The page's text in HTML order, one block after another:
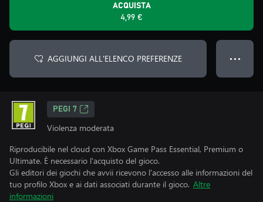
ACQUISTA
4,99 €
AGGIUNGI ALL'ELENCO PREFERENZE ● ● ●
PEGI 7
Violenza moderata
Riproducibile nel cloud con Xbox Game Pass Essential, Premium o
Ultimate. È necessario l'acquisto del gioco.
Gli editori dei giochi che avvii ricevono l'accesso alle informazioni del
tuo profilo Xbox e ai dati associati durante il gioco. Altre
informazioni